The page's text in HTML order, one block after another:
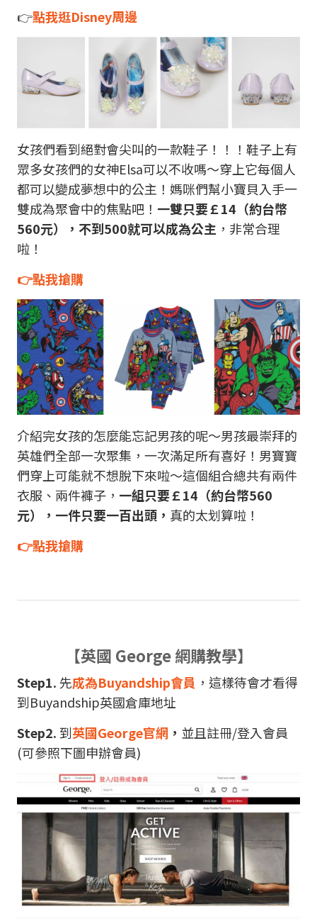
👉點我逛Disney周邊
女孩們看到絕對會尖叫的一款鞋子！！！鞋子上有
眾多女孩們的女神Elsa可以不收嗎～穿上它每個人
都可以變成夢想中的公主！媽咪們幫小寶貝入手一
雙成為聚會中的焦點吧！ 一雙只要￡14（約台幣
560元），不到500就可以成為公主 ，非常合理
啦！
👉點我搶購
介紹完女孩的怎麼能忘記男孩的呢～男孩最崇拜的
英雄們全部一次聚集，一次滿足所有喜好！男寶寶
們穿上可能就不想脫下來啦～這個組合總共有兩件
衣服、兩件褲子， 一組只要￡14（約台幣560
元），一件只要一百出頭， 真的太划算啦！
👉點我搶購
【英國 George 網購教學】
Step1.先成為Buyandship會員 ，這樣待會才看得
到Buyandship英國倉庫地址
Step2. 到英國George官網 ， 並且註冊/登入會員
(可參照下圖申辦會員)